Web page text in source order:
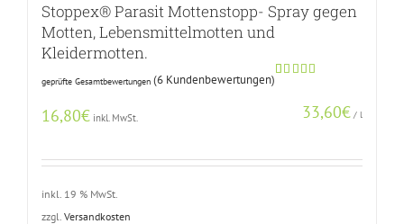
Stoppex® Parasit Mottenstopp- Spray gegen
Motten, Lebensmittelmotten und
Kleidermotten.
von 5,
basierend
geprüfte Gesamtbewertungen (6 Kundenbewertungen)
16,80€ inkl. MwSt. 33,60€ / l
inkl. 19 % MwSt.
zzgl. Versandkosten